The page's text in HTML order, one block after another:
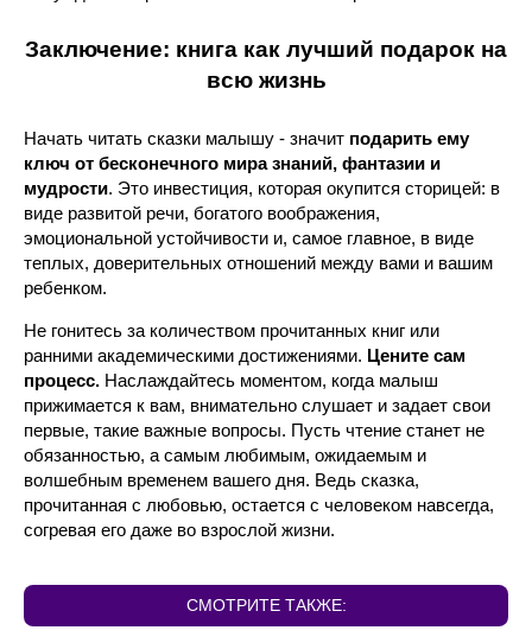
Заключение: книга как лучший подарок на
всю жизнь
Начать читать сказки малышу - значит подарить ему
ключ от бесконечного мира знаний, фантазии и
мудрости. Это инвестиция, которая окупится сторицей: в
виде развитой речи, богатого воображения,
эмоциональной устойчивости и, самое главное, в виде
теплых, доверительных отношений между вами и вашим
ребенком.
Не гонитесь за количеством прочитанных книг или
ранними академическими достижениями. Цените сам
процесс. Наслаждайтесь моментом, когда малыш
прижимается к вам, внимательно слушает и задает свои
первые, такие важные вопросы. Пусть чтение станет не
обязанностью, а самым любимым, ожидаемым и
волшебным временем вашего дня. Ведь сказка,
прочитанная с любовью, остается с человеком навсегда,
согревая его даже во взрослой жизни.
СМОТРИТЕ ТАКЖЕ: